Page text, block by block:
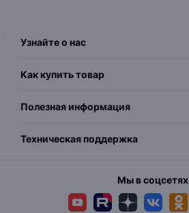
Узнайте о нас
Как купить товар
Полезная информация
Техническая поддержка
Мы в соцсетях